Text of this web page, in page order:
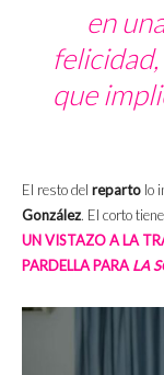
en
que
El resto del reparto lo
González. El corto
UN VISTAZO A LA
PARDELLA PARALA